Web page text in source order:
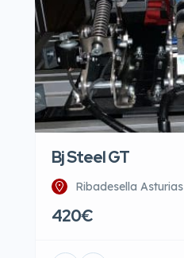
Bj Steel GT
Ribadesella Asturias
420€